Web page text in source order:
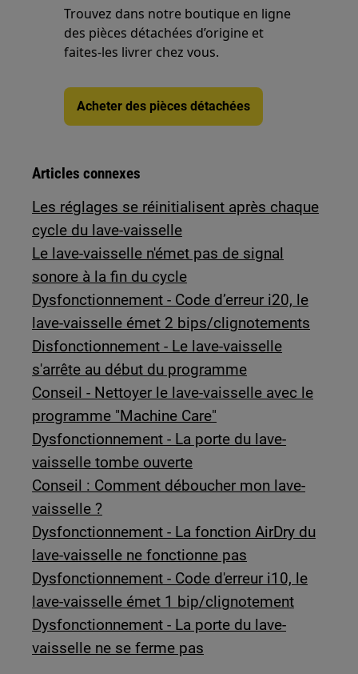
Trouvez dans notre boutique en ligne
des pièces détachées d’origine et
faites-les livrer chez vous.
Acheter des pièces détachées
Articles connexes
Les réglages se réinitialisent après chaque
cycle du lave-vaisselle
Le lave-vaisselle n'émet pas de signal
sonore à la fin du cycle
Dysfonctionnement - Code d’erreur i20, le
lave-vaisselle émet 2 bips/clignotements
Disfonctionnement - Le lave-vaisselle
s'arrête au début du programme
Conseil - Nettoyer le lave-vaisselle avec le
programme "Machine Care"
Dysfonctionnement - La porte du lave-
vaisselle tombe ouverte
Conseil : Comment déboucher mon lave-
vaisselle ?
Dysfonctionnement - La fonction AirDry du
lave-vaisselle ne fonctionne pas
Dysfonctionnement - Code d'erreur i10, le
lave-vaisselle émet 1 bip/clignotement
Dysfonctionnement - La porte du lave-
vaisselle ne se ferme pas